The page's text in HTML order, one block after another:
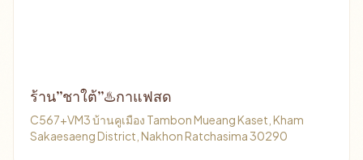
ร้าน”ชาใต้”♨️กาแฟสด
C567+VM3 บ้านคูเมือง Tambon Mueang Kaset, Kham
Sakaesaeng District, Nakhon Ratchasima 30290